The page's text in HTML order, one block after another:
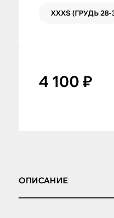
XXXS (ГРУДЬ
4 100 ₽
ОПИСАНИЕ